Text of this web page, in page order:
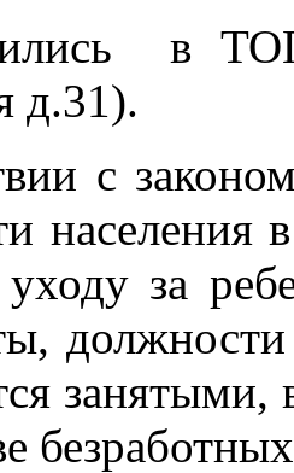
в
д.31).
с
уходу за
занятыми, в